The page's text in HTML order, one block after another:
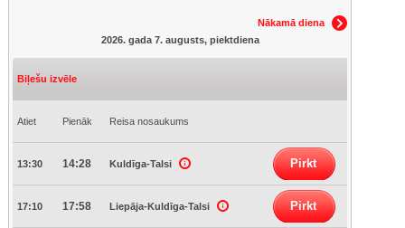
Nākamā diena
2026. gada 7. augusts, piektdiena
Biļešu izvēle
Atiet Pienāk Reisa nosaukums
13:30 14:28 Kuldīga-Talsi Pirkt
17:10 17:58 Liepāja-Kuldīga-Talsi Pirkt